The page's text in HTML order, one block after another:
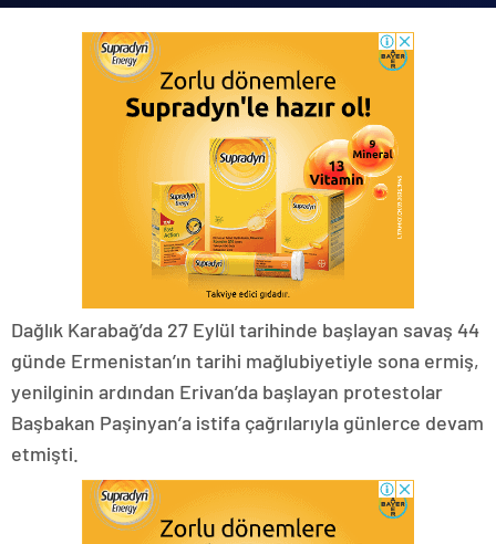
Dağlık Karabağ’da 27 Eylül tarihinde başlayan savaş 44
günde Ermenistan’ın tarihi mağlubiyetiyle sona ermiş,
yenilginin ardından Erivan’da başlayan protestolar
Başbakan Paşinyan’a istifa çağrılarıyla günlerce devam
etmişti.